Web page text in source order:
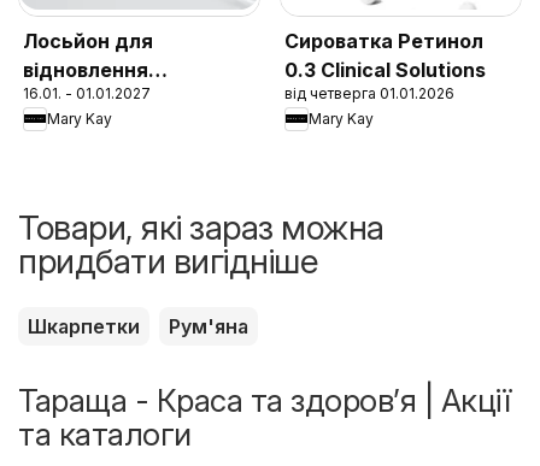
Лосьйон для
відновлення
захисного бар'єру
шкіри 1:1:3 Clinical
16.01. - 01.01.2027
Mary Kay
Сироватка Ретинол
0.3 Clinical Solutions
від четверга 01.01.2026
Mary Kay
Товари, які зараз можна
придбати вигідніше
Шкарпетки Рум'яна
Тараща - Краса та здоров’я | Акції
та каталоги